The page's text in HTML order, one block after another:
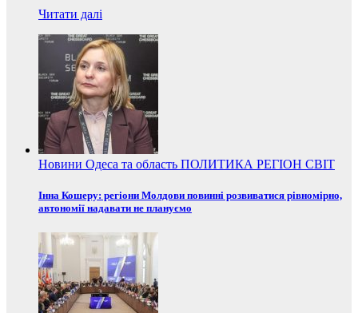
Читати далі
Новини Одеса та область ПОЛИТИКА РЕГІОН СВІТ
Інна Кошеру: регіони Молдови повинні розвиватися рівномірно,
автономії надавати не плануємо